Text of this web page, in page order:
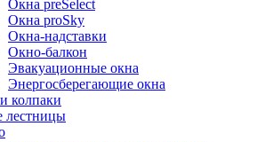
Окна preSelect
Окна proSky
Окна-надставки
Окно-балкон
Эвакуационные окна
Энергосберегающие окна
колпаки
лестницы